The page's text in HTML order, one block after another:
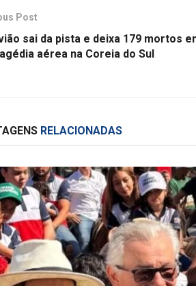
Post
sai da pista e deixa 179 mortos
aérea na Coreia do Sul
RELACIONADAS